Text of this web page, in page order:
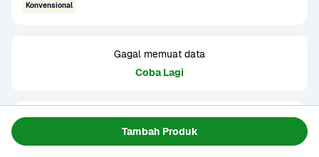
Tambah Produk
Konvensional
Gagal memuat data
Coba Lagi
Informasi Produk
Tersedia dalam pilihan imperfect dan konvensional. Jagung